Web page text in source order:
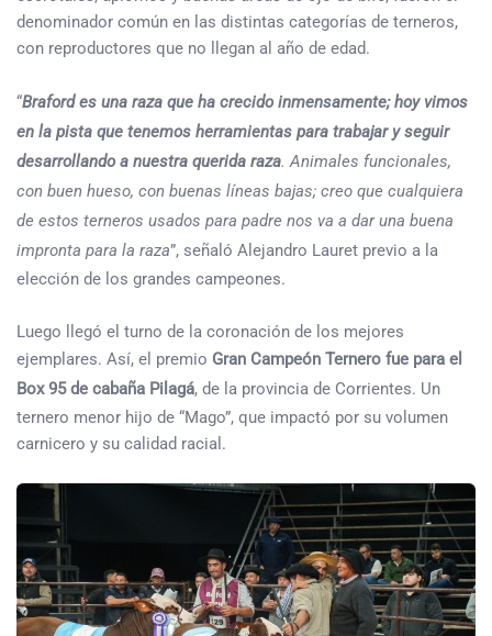
denominador común en las distintas categorías de terneros,
con reproductores que no llegan al año de edad.
“Braford es una raza que ha crecido inmensamente; hoy vimos
en la pista que tenemos herramientas para trabajar y seguir
desarrollando a nuestra querida raza. Animales funcionales,
con buen hueso, con buenas líneas bajas; creo que cualquiera
de estos terneros usados para padre nos va a dar una buena
impronta para la raza”, señaló Alejandro Lauret previo a la
elección de los grandes campeones.
Luego llegó el turno de la coronación de los mejores
ejemplares. Así, el premio Gran Campeón Ternero fue para el
Box 95 de cabaña Pilagá, de la provincia de Corrientes. Un
ternero menor hijo de “Mago”, que impactó por su volumen
carnicero y su calidad racial.